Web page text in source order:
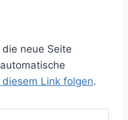
neue Seite
Link folgen.